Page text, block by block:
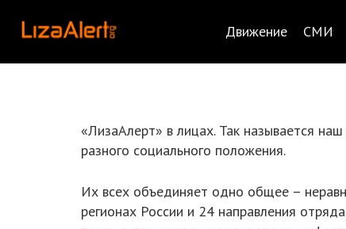
Движение СМИ
«ЛизаАлерт» в лицах. Так называется
разного социального положения.
Их всех объединяет одно общее –
регионах России и 24 направления